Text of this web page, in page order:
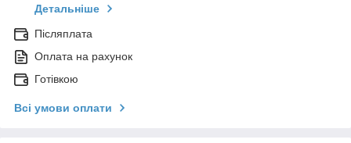
Детальніше
Післяплата
Оплата на рахунок
Готівкою
Всі умови оплати